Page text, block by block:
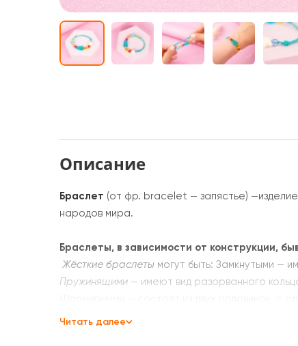
Описание
Браслет (от фр. bracelet — запястье)
народов мира.
Браслеты, в зависимости от конструкции,
Жёсткие браслеты могут быть: Замкнутыми —
Пружинящими — имеют вид разорванного
соединяются замком.
Читать далее